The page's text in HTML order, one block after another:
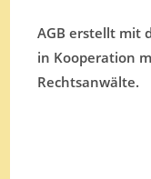
AGB erstellt mit
in Kooperation
Rechtsanwälte.